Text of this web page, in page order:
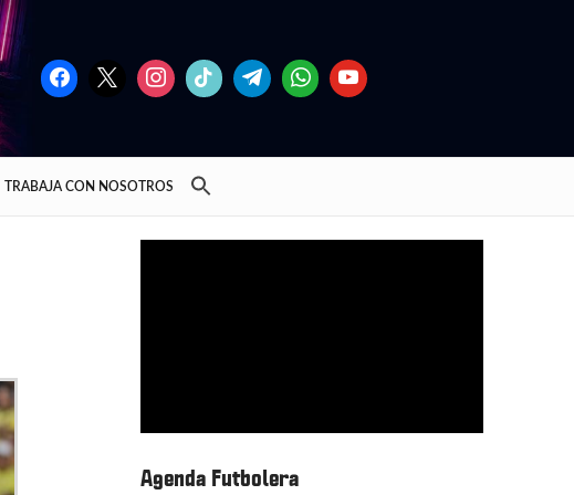
TRABAJA CON NOSOTROS
Agenda Futbolera